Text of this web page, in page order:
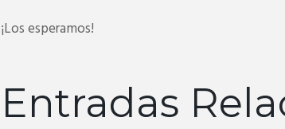
¡Los esperamos!
Entradas